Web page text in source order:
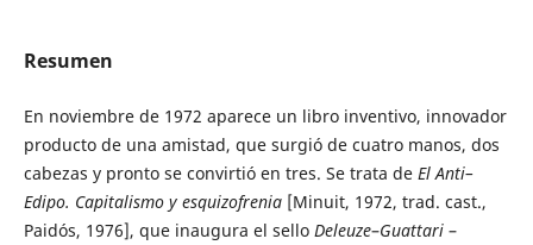
Resumen
En noviembre de 1972 aparece un libro inventivo, innovador
producto de una amistad, que surgió de cuatro manos, dos
cabezas y pronto se convirtió en tres. Se trata de El Anti–
Edipo. Capitalismo y esquizofrenia [Minuit, 1972, trad. cast.,
Paidós, 1976], que inaugura el sello Deleuze–Guattari –